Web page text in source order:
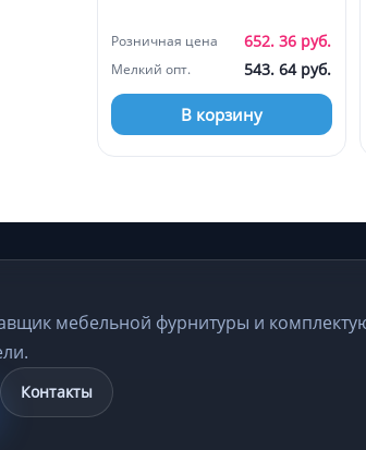
Розничная цена 652. 36 руб.
Мелкий опт. 543. 64 руб.
В корзину
мебельной фурнитуры и
Контакты